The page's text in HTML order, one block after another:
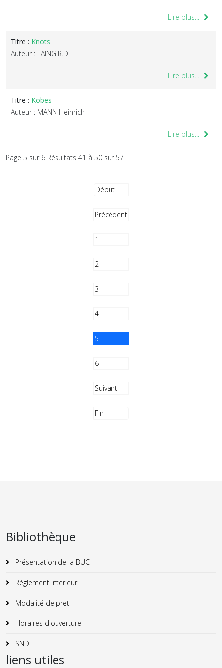
Lire plus...
Titre : Knots
Auteur : LAING R.D.
Lire plus...
Titre : Kobes
Auteur : MANN Heinrich
Lire plus...
Page 5 sur 6 Résultats 41 à 50 sur 57
Début
Précédent
1
2
3
4
5
6
Suivant
Fin
Bibliothèque
Présentation de la BUC
Réglement interieur
Modalité de pret
Horaires d'ouverture
SNDL
liens utiles